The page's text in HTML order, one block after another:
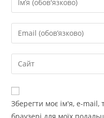
Зберегти моє ім'я, e-mail,